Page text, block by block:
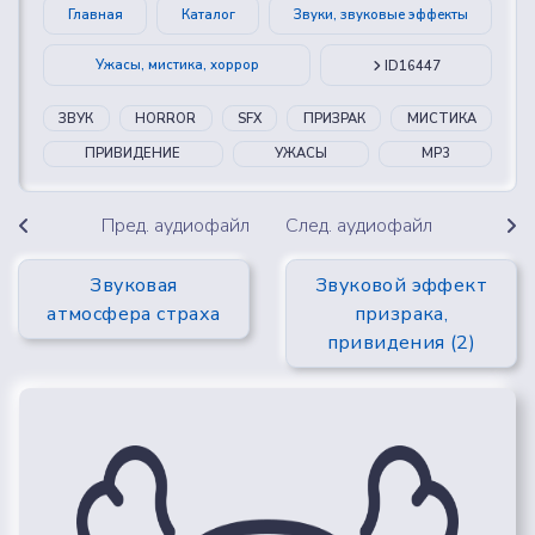
Главная Каталог Звуки, звуковые эффекты
Ужасы, мистика, хоррор ID16447
ЗВУК HORROR SFX ПРИЗРАК
МИСТИКА
ПРИВИДЕНИЕ
УЖАСЫ MP3
Пред. аудиофайл
Звуковая
атмосфера страха
След. аудиофайл
Звуковой эффект
призрака,
привидения (2)